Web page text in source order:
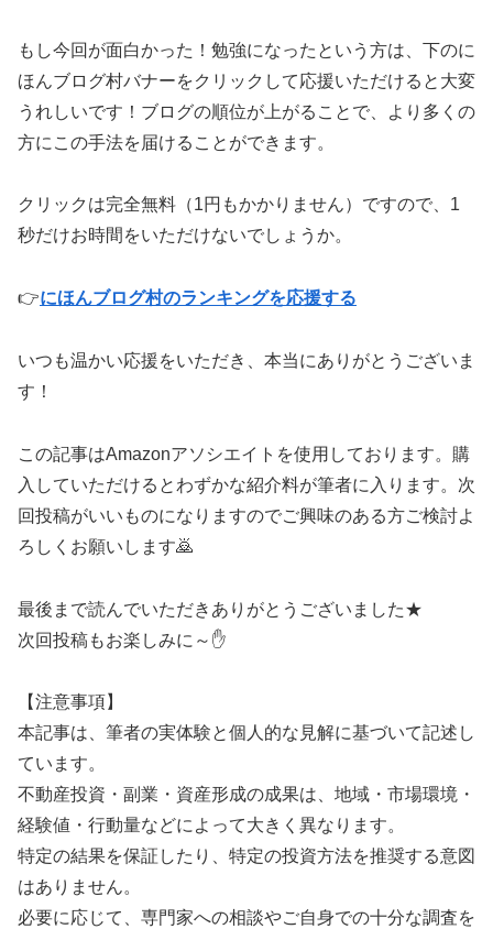
もし今回が面白かった！勉強になったという方は、下のに
ほんブログ村バナーをクリックして応援いただけると大変
うれしいです！ブログの順位が上がることで、より多くの
方にこの手法を届けることができます。
クリックは完全無料（1円もかかりません）ですので、1
秒だけお時間をいただけないでしょうか。
👉にほんブログ村のランキングを応援する
いつも温かい応援をいただき、本当にありがとうございま
す！
この記事はAmazonアソシエイトを使用しております。購
入していただけるとわずかな紹介料が筆者に入ります。次
回投稿がいいものになりますのでご興味のある方ご検討よ
ろしくお願いします🙇
最後まで読んでいただきありがとうございました★
次回投稿もお楽しみに～✋
【注意事項】
本記事は、筆者の実体験と個人的な見解に基づいて記述し
ています。
不動産投資・副業・資産形成の成果は、地域・市場環境・
経験値・行動量などによって大きく異なります。
特定の結果を保証したり、特定の投資方法を推奨する意図
はありません。
必要に応じて、専門家への相談やご自身での十分な調査を